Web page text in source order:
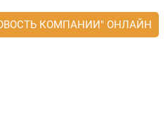
КОМПАНИИ" ОНЛАЙН